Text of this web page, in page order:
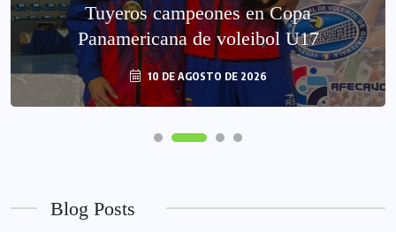
Tuyeros campeones en Copa
Panamericana de voleibol U17
10 DE AGOSTO DE 2026
Blog Posts